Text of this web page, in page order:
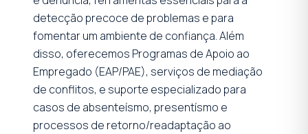
detecção precoce de problemas e para
fomentar um ambiente de confiança. Além
disso, oferecemos Programas de Apoio ao
Empregado (EAP/PAE), serviços de mediação
de conflitos, e suporte especializado para
casos de absenteísmo, presentísmo e
processos de retorno/readaptação ao